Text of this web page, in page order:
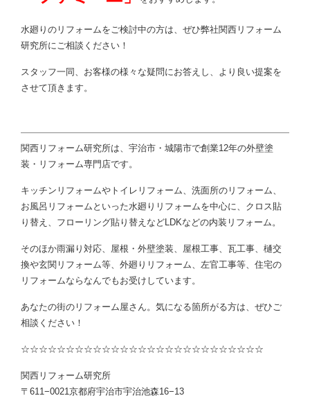
水廻りのリフォームをご検討中の方は、ぜひ弊社関西リフォーム
研究所にご相談ください！
スタッフ一同、お客様の様々な疑問にお答えし、より良い提案を
させて頂きます。
関西リフォーム研究所は、宇治市・城陽市で創業12年の外壁塗
装・リフォーム専門店です。
キッチンリフォームやトイレリフォーム、洗面所のリフォーム、
お風呂リフォームといった水廻りリフォームを中心に、クロス貼
り替え、フローリング貼り替えなどLDKなどの内装リフォーム。
そのほか雨漏り対応、屋根・外壁塗装、屋根工事、瓦工事、樋交
換や玄関リフォーム等、外廻りリフォーム、左官工事等、住宅の
リフォームならなんでもお受けしています。
あなたの街のリフォーム屋さん。気になる箇所がる方は、ぜひご
相談ください！
☆☆☆☆☆☆☆☆☆☆☆☆☆☆☆☆☆☆☆☆☆☆☆☆☆☆☆
関西リフォーム研究所
〒611−0021京都府宇治市宇治池森16−13